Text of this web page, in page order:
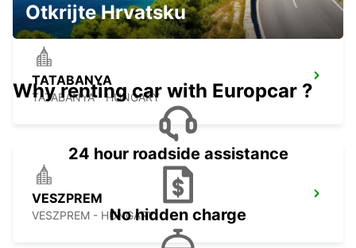
TATABANYA
TATABANYA - HUNGARY
VESZPREM
VESZPREM - HUNGARY
Otkrijte Hrvatsku
Why renting car with Europcar ?
24 hour roadside assistance
No hidden charge